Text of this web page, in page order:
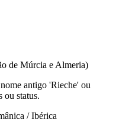
de Múrcia e Almeria)
antigo 'Rieche' ou
ou status.
/ Ibérica